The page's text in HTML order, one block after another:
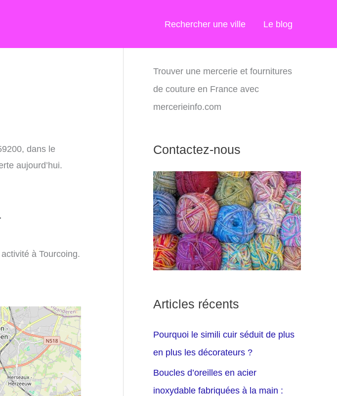
Rechercher une ville Le blog
dans le
aujourd’hui.
à Tourcoing.
Trouver une mercerie et fournitures
de couture en France avec
mercerieinfo.com
Contactez-nous
Articles récents
Pourquoi le simili cuir séduit de plus
en plus les décorateurs ?
Boucles d’oreilles en acier
inoxydable fabriquées à la main :